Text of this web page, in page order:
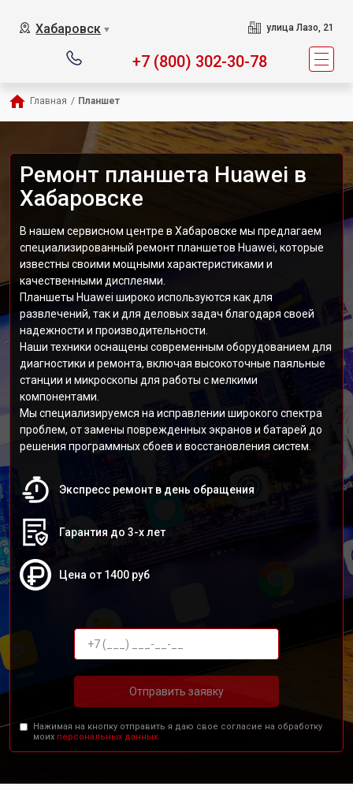
Хабаровск ▼ улица Лазо, 21
+7 (800) 302-30-78
Главная / Планшет
Ремонт планшета Huawei в
Хабаровске
В нашем сервисном центре в Хабаровске мы предлагаем
специализированный ремонт планшетов Huawei, которые
известны своими мощными характеристиками и
качественными дисплеями.
Планшеты Huawei широко используются как для
развлечений, так и для деловых задач благодаря своей
надежности и производительности.
Наши техники оснащены современным оборудованием для
диагностики и ремонта, включая высокоточные паяльные
станции и микроскопы для работы с мелкими
компонентами.
Мы специализируемся на исправлении широкого спектра
проблем, от замены поврежденных экранов и батарей до
решения программных сбоев и восстановления систем.
Экспресс ремонт в день обращения
Гарантия до 3-х лет
Цена от 1400 руб
Отправить заявку
Нажимая на кнопку отправить я даю свое согласие на обработку
моих персональных данных.